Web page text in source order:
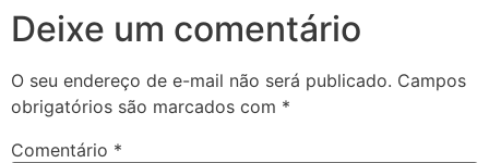
Deixe um comentário
O seu endereço de e-mail não será publicado. Campos
obrigatórios são marcados com *
Comentário *